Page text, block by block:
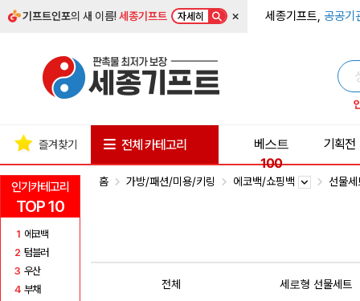
기프트인포의 새 이름!세종기프트 자세히 × 세종기프트, 공공기
인기카테고리
TOP 10
1 에코백
2 텀블러
3 우산
4 부채
즐겨찾기 전체 카테고리
베스트
100
기획전
홈 가방/패션/미용/키링 에코백/쇼핑백 선물
전체 세로형 선물세트